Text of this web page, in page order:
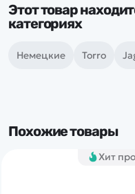
Этот товар
категориях
Немецкие Torro
Похожие товары
Хит